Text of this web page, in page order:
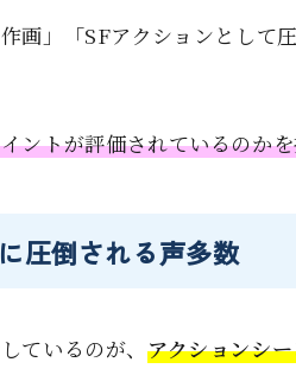
画」「SFアクションとして
ントが評価されているのか
圧倒される声多数
ているのが、アクションシ